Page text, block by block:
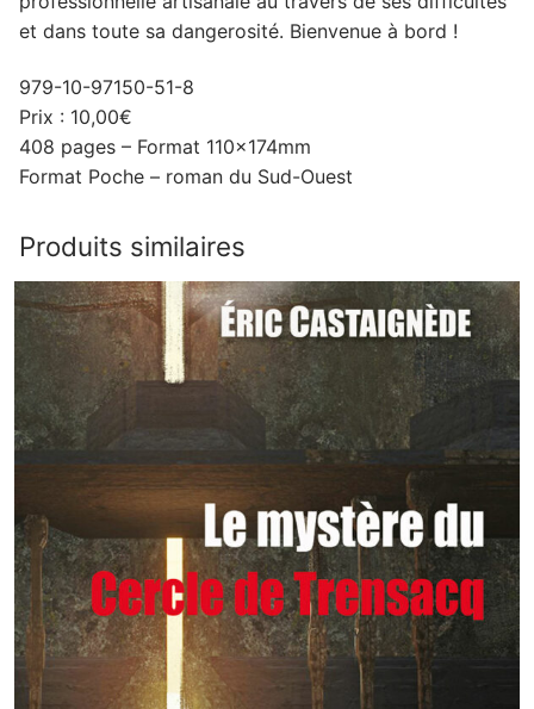
et dans toute sa dangerosité. Bienvenue à bord !
979-10-97150-51-8
Prix : 10,00€
408 pages – Format 110x174mm
Format Poche – roman du Sud-Ouest
Produits similaires